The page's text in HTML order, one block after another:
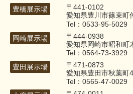
豊橋展示場
〒441-0102
愛知県豊川市篠束町
Tel：0533-95-5029
岡崎展示場
〒444-0938
愛知県岡崎市昭和町
Tel：0564-73-3929
豊田展示場
〒471-0873
愛知県豊田市秋葉町
Tel：0565-47-0029